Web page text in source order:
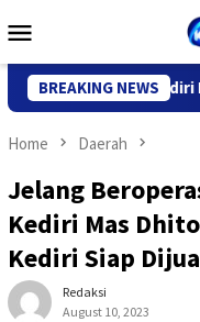
to
Menu
BREAKING NEWS
Kediri Deportasi
Home Daerah
Jelang
Kediri Mas
Kediri Siap
Redaksi
August 10, 2023